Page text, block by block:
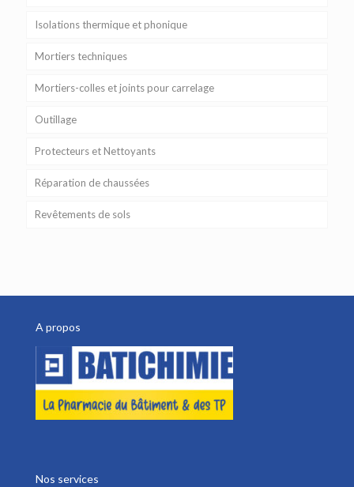
Isolations thermique et phonique
Mortiers techniques
Mortiers-colles et joints pour carrelage
Outillage
Protecteurs et Nettoyants
Réparation de chaussées
Revêtements de sols
A propos
Nos services